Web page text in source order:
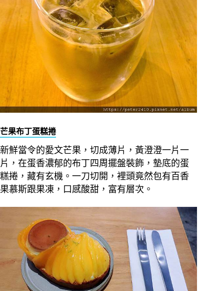
芒果布丁蛋糕捲
新鮮當令的愛文芒果，切成薄片，黃澄澄一片一
片，在蛋香濃郁的布丁四周擺盤裝飾，墊底的蛋
糕捲，藏有玄機。一刀切開，裡頭竟然包有百香
果慕斯跟果凍，口感酸甜，富有層次。